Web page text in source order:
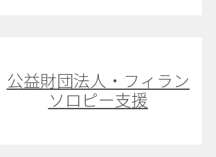
公益財団法人・フィラン
ソロピー支援